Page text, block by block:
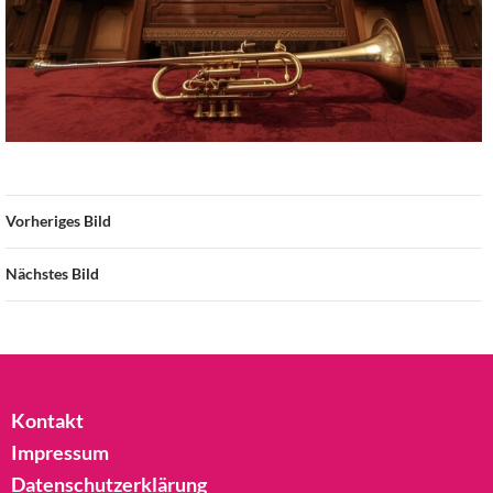
Vorheriges Bild
Nächstes Bild
Kontakt
Impressum
Datenschutzerklärung